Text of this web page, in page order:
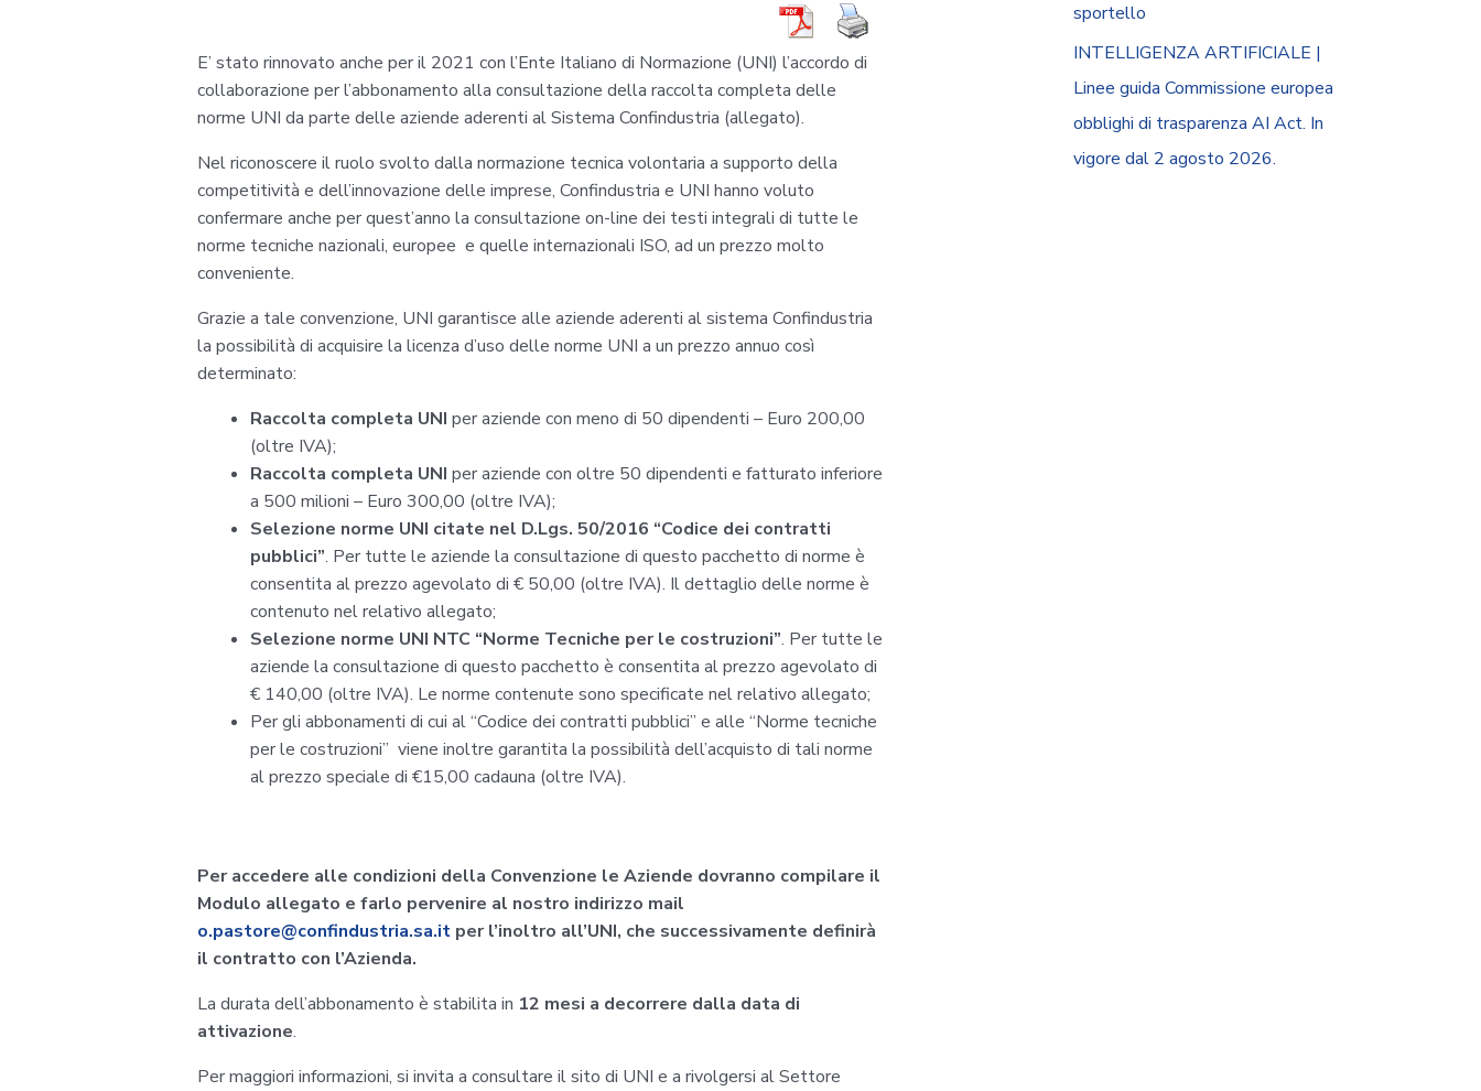
E’ stato rinnovato anche per il 2021 con l’Ente Italiano di Normazione (UNI) l’accordo di
collaborazione per l’abbonamento alla consultazione della raccolta completa delle
norme UNI da parte delle aziende aderenti al Sistema Confindustria (allegato).
Nel riconoscere il ruolo svolto dalla normazione tecnica volontaria a supporto della
competitività e dell’innovazione delle imprese, Confindustria e UNI hanno voluto
confermare anche per quest’anno la consultazione on-line dei testi integrali di tutte le
norme tecniche nazionali, europee e quelle internazionali ISO, ad un prezzo molto
conveniente.
Grazie a tale convenzione, UNI garantisce alle aziende aderenti al sistema Confindustria
la possibilità di acquisire la licenza d’uso delle norme UNI a un prezzo annuo così
determinato:
Raccolta completa UNI per aziende con meno di 50 dipendenti – Euro 200,00
(oltre IVA);
Raccolta completa UNI per aziende con oltre 50 dipendenti e fatturato inferiore
a 500 milioni – Euro 300,00 (oltre IVA);
Selezione norme UNI citate nel D.Lgs. 50/2016 “Codice dei contratti
pubblici”. Per tutte le aziende la consultazione di questo pacchetto di norme è
consentita al prezzo agevolato di € 50,00 (oltre IVA). Il dettaglio delle norme è
contenuto nel relativo allegato;
Selezione norme UNI NTC “Norme Tecniche per le costruzioni”. Per tutte le
aziende la consultazione di questo pacchetto è consentita al prezzo agevolato di
€ 140,00 (oltre IVA). Le norme contenute sono specificate nel relativo allegato;
Per gli abbonamenti di cui al “Codice dei contratti pubblici” e alle “Norme tecniche
per le costruzioni” viene inoltre garantita la possibilità dell’acquisto di tali norme
al prezzo speciale di €15,00 cadauna (oltre IVA).
Per accedere alle condizioni della Convenzione le Aziende dovranno compilare il
Modulo allegato e farlo pervenire al nostro indirizzo mail
o.pastore@confindustria.sa.itper l’inoltro all’UNI, che successivamente definirà
il contratto con l’Azienda.
La durata dell’abbonamento è stabilita in 12 mesi a decorrere dalla data di
attivazione.
Per maggiori informazioni, si invita a consultare il sito di UNI e a rivolgersi al Settore
sportello
INTELLIGENZA ARTIFICIALE |
Linee guida Commissione europea
obblighi di trasparenza AI Act. In
vigore dal 2 agosto 2026.